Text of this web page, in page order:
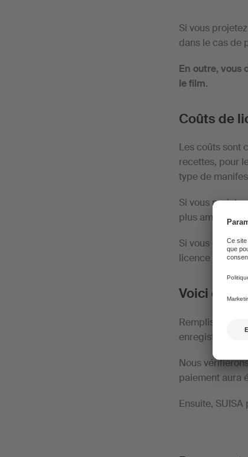
Si vous
dans le cas de
En outre, vous
le film.
Coûts de
Les coûts sont
recettes, pour
type de
Si vous
plus amples
Si vous
licence de
Voici
Remplissez le
enregistré
Nous
paiement aura
Ensuite,